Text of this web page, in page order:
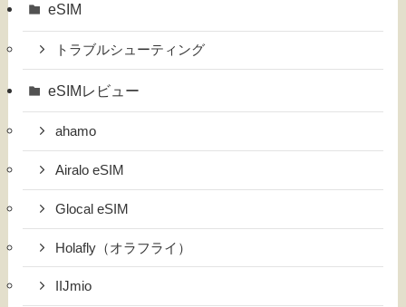
eSIM
トラブルシューティング
eSIMレビュー
ahamo
Airalo eSIM
Glocal eSIM
Holafly（オラフライ）
IIJmio